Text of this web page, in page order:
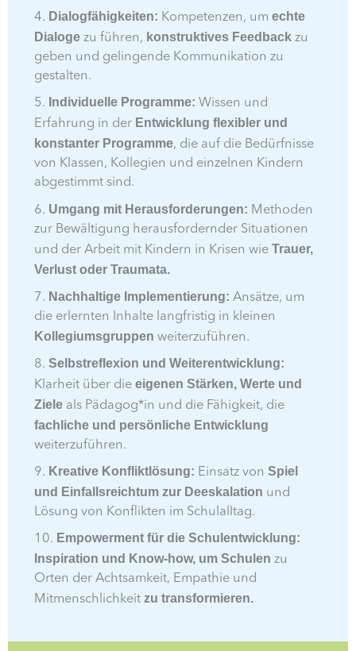
4. Dialogfähigkeiten: Kompetenzen, um echte
Dialogezu führen, konstruktives Feedbackzu
geben und gelingende Kommunikation zu
gestalten.
5. Individuelle Programme: Wissen und
Erfahrung in der Entwicklung flexibler und
konstanter Programme, die auf die Bedürfnisse
von Klassen, Kollegien und einzelnen Kindern
abgestimmt sind.
6. Umgang mit Herausforderungen: Methoden
zur Bewältigung herausfordernder Situationen
und der Arbeit mit Kindern in Krisen wie Trauer,
Verlust oder Traumata.
7. Nachhaltige Implementierung: Ansätze, um
die erlernten Inhalte langfristig in kleinen
Kollegiumsgruppen weiterzuführen.
8. Selbstreflexion und Weiterentwicklung:
Klarheit über die eigenen Stärken, Werte und
Zieleals Pädagog*in und die Fähigkeit, die
fachliche und persönliche Entwicklung
weiterzuführen.
9. Kreative Konfliktlösung: Einsatz von Spiel
und Einfallsreichtum zur Deeskalation und
Lösung von Konflikten im Schulalltag.
10. Empowerment für die Schulentwicklung:
Inspiration und Know-how, um Schulen zu
Orten der Achtsamkeit, Empathie und
Mitmenschlichkeit zu transformieren.